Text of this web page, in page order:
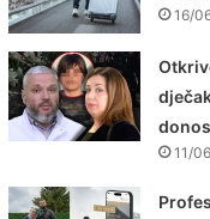
16/
11/